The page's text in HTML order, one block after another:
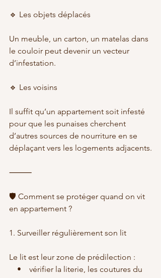
🔹 Les objets déplacés
Un meuble, un carton, un matelas dans
le couloir peut devenir un vecteur
d’infestation.
🔹 Les voisins
Il suffit qu’un appartement soit infesté
pour que les punaises cherchent
d’autres sources de nourriture en se
déplaçant vers les logements adjacents.
⸻
🛡️ Comment se protéger quand on vit
en appartement ?
1. Surveiller régulièrement son lit
Le lit est leur zone de prédilection :
•    vérifier la literie, les coutures du